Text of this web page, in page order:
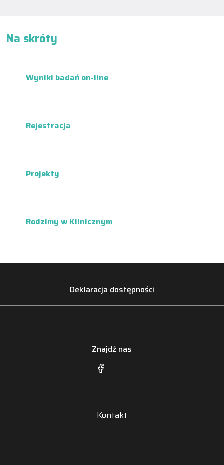
Na skróty
Wyniki badań on-line
Rejestracja
Projekty
Rodzimy w Klinicznym
Deklaracja dostępności
Znajdź nas
Kontakt